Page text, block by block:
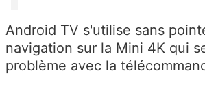
Android TV s'utilise sans
navigation sur la Mini 4K qui
problème avec la